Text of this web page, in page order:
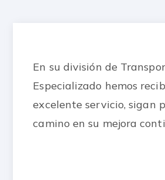
El almacenaje refrigerado
productos es esencial
cadena logística y
mejor aliado para